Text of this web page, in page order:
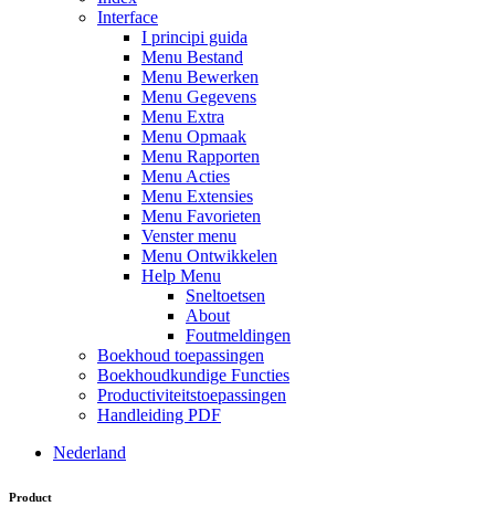
Interface
I principi guida
Menu Bestand
Menu Bewerken
Menu Gegevens
Menu Extra
Menu Opmaak
Menu Rapporten
Menu Acties
Menu Extensies
Menu Favorieten
Venster menu
Menu Ontwikkelen
Help Menu
Sneltoetsen
About
Foutmeldingen
Boekhoud toepassingen
Boekhoudkundige Functies
Productiviteitstoepassingen
Handleiding PDF
Nederland
Product